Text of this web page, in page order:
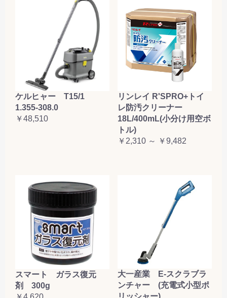
ケルヒャー T15/1
1.355-308.0
￥48,510
リンレイ R'SPRO+トイ
レ防汚クリーナー
18L/400mL(小分け用空ボ
トル)
￥2,310 ～ ￥9,482
スマート ガラス復元
剤 300g
大一産業 E-スクラブラ
ンチャー (充電式小型ポ